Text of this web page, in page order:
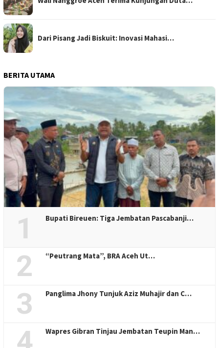
Dari Pisang Jadi Biskuit: Inovasi Mahasi…
BERITA UTAMA
1 Bupati Bireuen: Tiga Jembatan Pascabanji…
2 “Peutrang Mata”, BRA Aceh Ut…
3 Panglima Jhony Tunjuk Aziz Muhajir dan C…
Wapres Gibran Tinjau Jembatan Teupin Man…